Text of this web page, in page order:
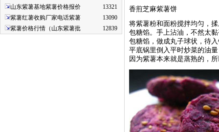
山东紫薯基地紫薯价格报价
13321
紫薯红薯收购厂家电话紫薯
13090
紫薯价格行情（山东紫薯批
12839
香煎芝麻紫薯饼
将紫薯粉和面粉搅拌均匀，
包糖馅。手上沾油，不然太
包糖馅，做成丸子球状，待
平底锅里倒入平时炒菜的油
因为紫薯本来就是蒸熟的，